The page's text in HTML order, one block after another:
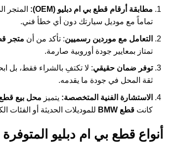
مطابقة أرقام قطع بي ام دبليو (OEM): المتجر
تماماً مع موديل سيارتك دون أي خطأ فني.
التعامل مع موردين رسميين: تأكد من أن متجر
تمتاز بمعايير جودة أوروبية صارمة.
توفر ضمان حقيقي: لا تكتفِ بالشراء فقط، بل
ثقة المحل في جودة ما يقدمه.
الاستشارة الفنية المتخصصة: يتميز محل بيع قطع
كانت قطع BMW للموديلات الحديثة أو الفئات
أنواع قطع بي ام دبليو